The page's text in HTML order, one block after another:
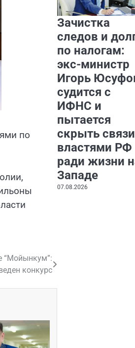
по
“Мойынкум”:
конкурс
Зачистка
следов и
по налогам:
экс-министр
Игорь
судится с
ИФНС и
пытается
скрыть
властями РФ
ради жизни
Западе
07.08.2026